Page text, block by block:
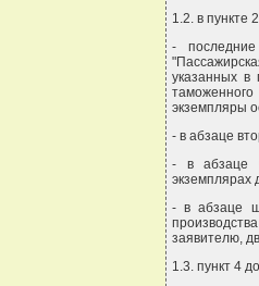
1.2. в пункте
-
указанных в
экземпляры
- в абзаце
- в абзаце
экземплярах
- в абзаце
заявителю,
1.3. пункт 4